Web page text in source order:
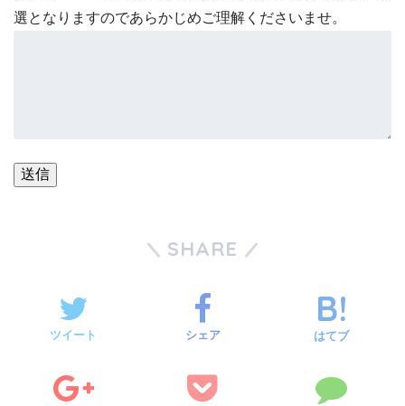
選となりますのであらかじめご理解くださいませ。
SHARE
ツイート シェア はてブ